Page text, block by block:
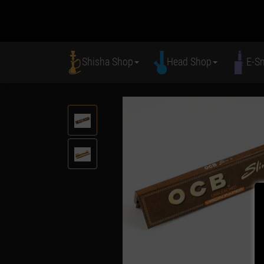
Shisha Shop Head Shop E-